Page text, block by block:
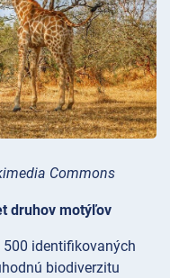
Commons
druhov motýľov
identifikovaných
biodiverzitu